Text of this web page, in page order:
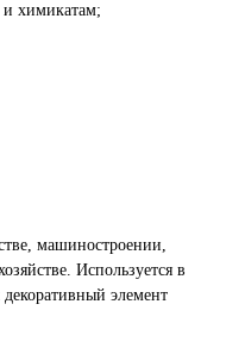
и химикатам;
машиностроении,
Используется в
элемент